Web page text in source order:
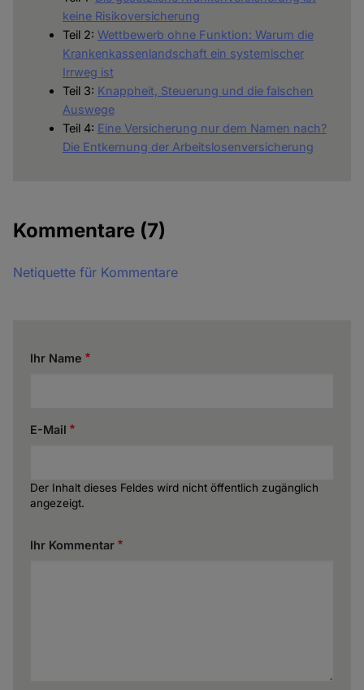
keine Risikoversicherung
Teil 2: Wettbewerb ohne Funktion: Warum die
Krankenkassenlandschaft ein systemischer
Irrweg ist
Teil 3: Knappheit, Steuerung und die falschen
Auswege
Teil 4: Eine Versicherung nur dem Namen nach?
Die Entkernung der Arbeitslosenversicherung
Kommentare (7)
Netiquette für Kommentare
Ihr Name
E-Mail
Der Inhalt dieses Feldes wird nicht öffentlich zugänglich
angezeigt.
Ihr Kommentar